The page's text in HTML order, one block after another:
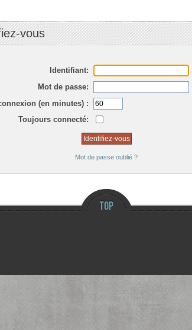
vous
Identifiant:
Mot de passe:
(en minutes) :
Toujours connecté:
Mot de passe oublié ?